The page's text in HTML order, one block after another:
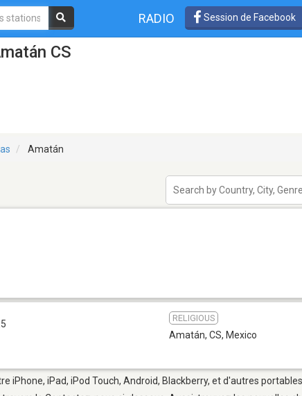
RADIO Session de Facebook
CS
Amatán
RELIGIOUS
Amatán, CS, Mexico
iPhone, iPad, iPod Touch, Android, Blackberry, et d'autres